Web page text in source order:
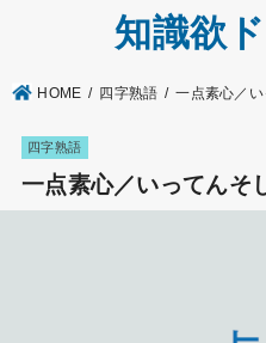
知識欲
HOME 四字熟語 一点素心／
四字熟語
一点素心／いってんそ